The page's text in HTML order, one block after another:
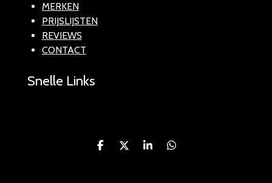
MERKEN
PRIJSLIJSTEN
REVIEWS
CONTACT
Snelle Links
D
D
S
D